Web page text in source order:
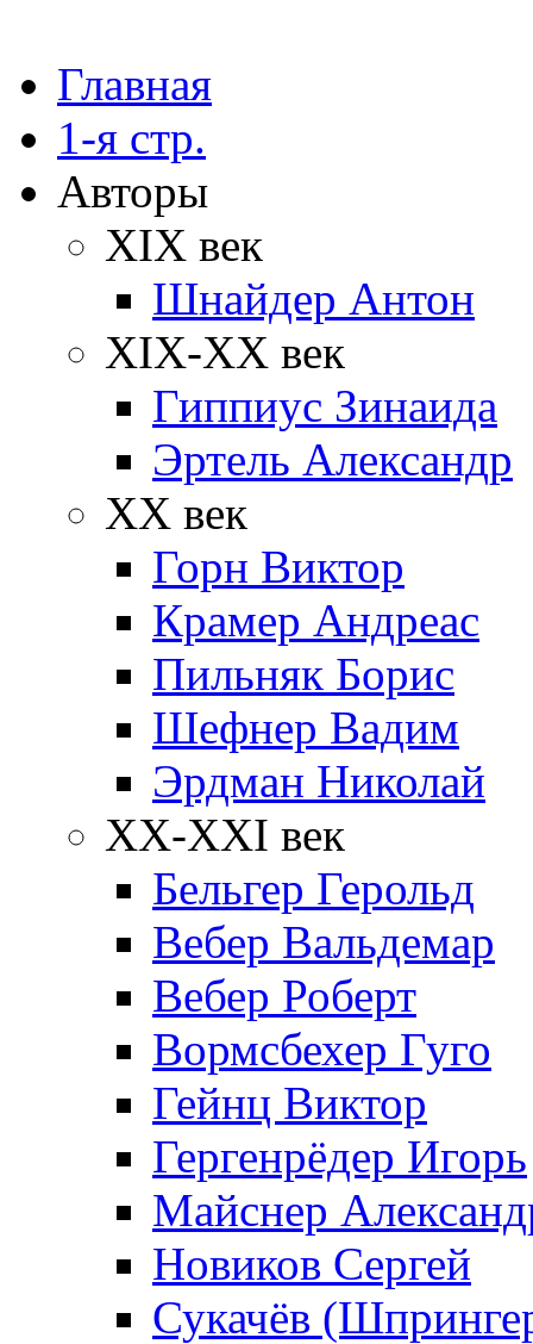
Главная
1-я стр.
Авторы
XIX век
Шнайдер Антон
XIX-XX век
Гиппиус Зинаида
Эртель Александр
XX век
Горн Виктор
Крамер Андреас
Пильняк Борис
Шефнер Вадим
Эрдман Николай
ХХ-XXI век
Бельгер Герольд
Вебер Вальдемар
Вебер Роберт
Вормсбехер Гуго
Гейнц Виктор
Гергенрёдер Игорь
Майснер
Новиков Сергей
Сукачёв